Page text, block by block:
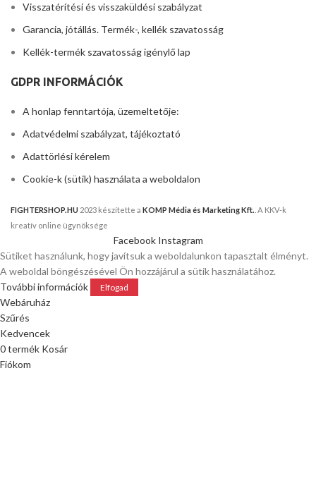
Visszatérítési és visszaküldési szabályzat
Garancia, jótállás. Termék-, kellék szavatosság
Kellék-termék szavatosság igénylő lap
GDPR INFORMÁCIÓK
A honlap fenntartója, üzemeltetője:
Adatvédelmi szabályzat, tájékoztató
Adattörlési kérelem
Cookie-k (sütik) használata a weboldalon
FIGHTERSHOP.HU 2023 készítette a KOMP Média és Marketing Kft. . A KKV-k
kreatív online ügynöksége
Facebook Instagram
Sütiket használunk, hogy javítsuk a weboldalunkon tapasztalt élményt.
A weboldal böngészésével Ön hozzájárul a sütik használatához.
További információk
Elfogad
Webáruház
Szűrés
Kedvencek
0termék Kosár
Fiókom